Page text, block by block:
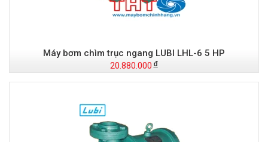
Máy bơm chìm trục ngang LUBI LHL-6 5 HP
20.880.000